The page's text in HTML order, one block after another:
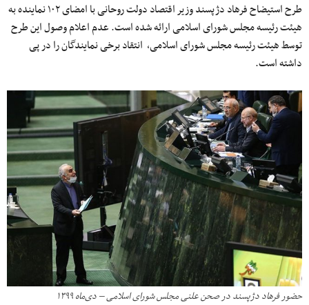
طرح استیضاح فرهاد دژپسند وزیر اقتصاد دولت روحانی با امضای ۱۰۲ نماینده به
هیئت رئیسه مجلس شورای اسلامی ارائه شده است. عدم اعلام وصول این طرح
توسط هیئت رئیسه مجلس شورای اسلامی، انتقاد برخی نمایندگان را در پی
داشته است.
حضور فرهاد دژپسند در صحن علنی مجلس شورای اسلامی – دی‌ماه ۱۳۹۹